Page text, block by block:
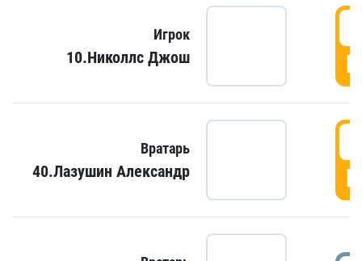
Игрок
10.Николлс Джош
Вратарь
40.Лазушин Александр